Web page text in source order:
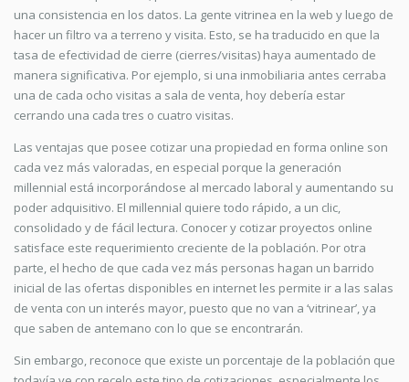
una consistencia en los datos. La gente vitrinea en la web y luego de
hacer un filtro va a terreno y visita. Esto, se ha traducido en que la
tasa de efectividad de cierre (cierres/visitas) haya aumentado de
manera significativa. Por ejemplo, si una inmobiliaria antes cerraba
una de cada ocho visitas a sala de venta, hoy debería estar
cerrando una cada tres o cuatro visitas.
Las ventajas que posee cotizar una propiedad en forma online son
cada vez más valoradas, en especial porque la generación
millennial está incorporándose al mercado laboral y aumentando su
poder adquisitivo. El millennial quiere todo rápido, a un clic,
consolidado y de fácil lectura. Conocer y cotizar proyectos online
satisface este requerimiento creciente de la población. Por otra
parte, el hecho de que cada vez más personas hagan un barrido
inicial de las ofertas disponibles en internet les permite ir a las salas
de venta con un interés mayor, puesto que no van a ‘vitrinear’, ya
que saben de antemano con lo que se encontrarán.
Sin embargo, reconoce que existe un porcentaje de la población que